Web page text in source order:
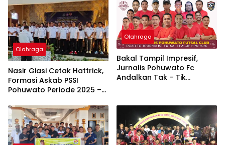
Olahraga
Nasir Giasi Cetak Hattrick,
Formasi Askab PSSI
Pohuwato Periode 2025 –
Olahraga
Bakal Tampil Impresif,
Jurnalis Pohuwato Fc
Andalkan Tak – Tik